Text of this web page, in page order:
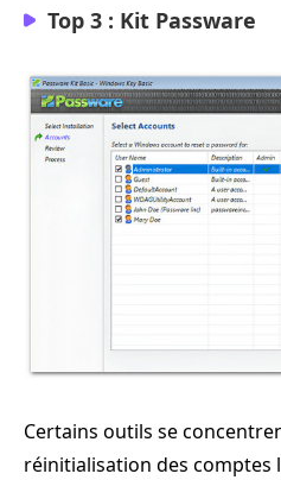
Top 3 : Kit Passware
Certains outils se
réinitialisation des comptes